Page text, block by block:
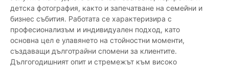
детска фотография, както и запечатване на семейни и
бизнес събития. Работата се характеризира с
професионализъм и индивидуален подход, като
основна цел е улавянето на стойностни моменти,
създаващи дълготрайни спомени за клиентите.
Дългогодишният опит и стремежът към високо